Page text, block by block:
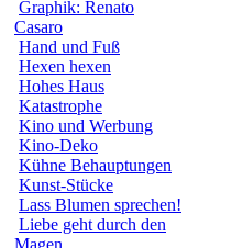
Graphik: Renato
Casaro
Hand und Fuß
Hexen hexen
Hohes Haus
Katastrophe
Kino und Werbung
Kino-Deko
Kühne Behauptungen
Kunst-Stücke
Lass Blumen sprechen!
Liebe geht durch den
Magen